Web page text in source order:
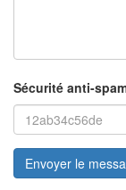
Sécurité anti-
Envoyer le